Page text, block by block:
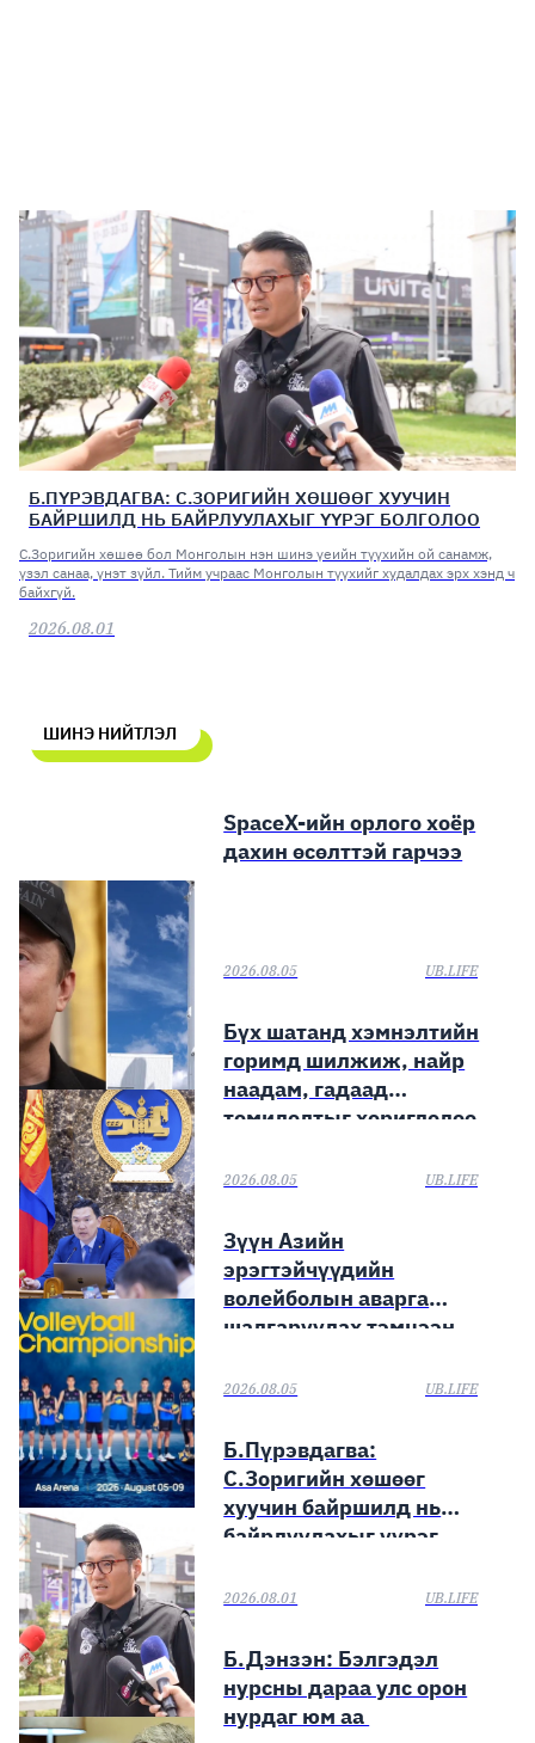
Б.ПҮРЭВДАГВА: С.ЗОРИГИЙН ХӨШӨӨГ ХУУЧИН
БАЙРШИЛД НЬ БАЙРЛУУЛАХЫГ ҮҮРЭГ БОЛГОЛОО
С.Зоригийн хөшөө бол Монголын нэн шинэ үеийн түүхийн ой санамж,
үзэл санаа, үнэт зүйл. Тийм учраас Монголын түүхийг худалдах эрх хэнд ч
байхгүй.
2026.08.01
ШИНЭ НИЙТЛЭЛ
SpaceX-ийн орлого хоёр
дахин өсөлттэй гарчээ
2026.08.05 UB.LIFE
Бүх шатанд хэмнэлтийн
горимд шилжиж, найр
наадам, гадаад
томилолтыг хориглолоо
2026.08.05 UB.LIFE
Зүүн Азийн
эрэгтэйчүүдийн
волейболын аварга
шалгаруулах тэмцээн
2026.08.05 UB.LIFE
Б.Пүрэвдагва:
С.Зоригийн хөшөөг
хуучин байршилд нь
байрлуулахыг үүрэг
2026.08.01 UB.LIFE
Б.Дэнзэн: Бэлгэдэл
нурсны дараа улс орон
нурдаг юм аа